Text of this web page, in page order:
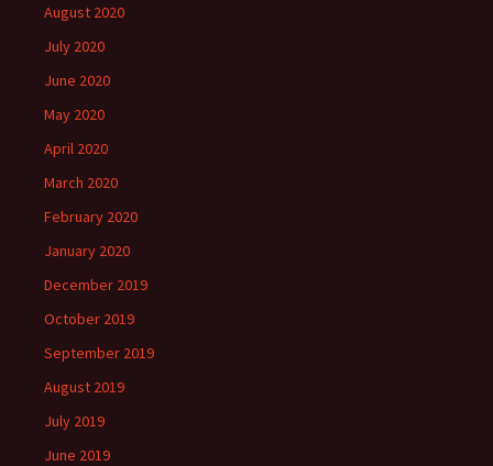
August 2020
July 2020
June 2020
May 2020
April 2020
March 2020
February 2020
January 2020
December 2019
October 2019
September 2019
August 2019
July 2019
June 2019